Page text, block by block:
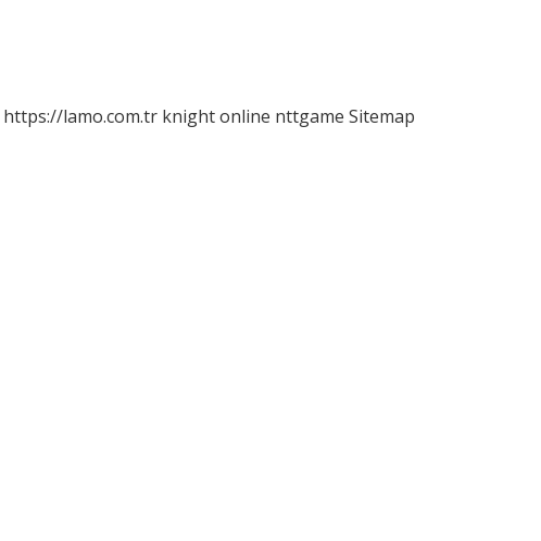
https://lamo.com.tr knight online nttgame Sitemap